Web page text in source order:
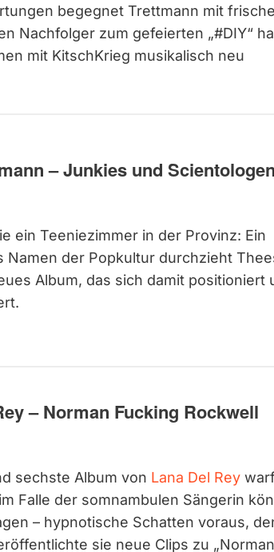
begegnet Trettmann mit
Nachfolger zum gefeierten „#DIY“
mit KitschKrieg musikalisch neu
– Junkies und Scientologen
ein Teeniezimmer in der Provinz: Ein
Namen der Popkultur durchzieht
Album, das sich damit positioniert
– Norman Fucking Rockwell
sechste Album von Lana Del Rey
Falle der somnambulen Sängerin
– hypnotische Schatten voraus,
sie neue Clips zu „Norman